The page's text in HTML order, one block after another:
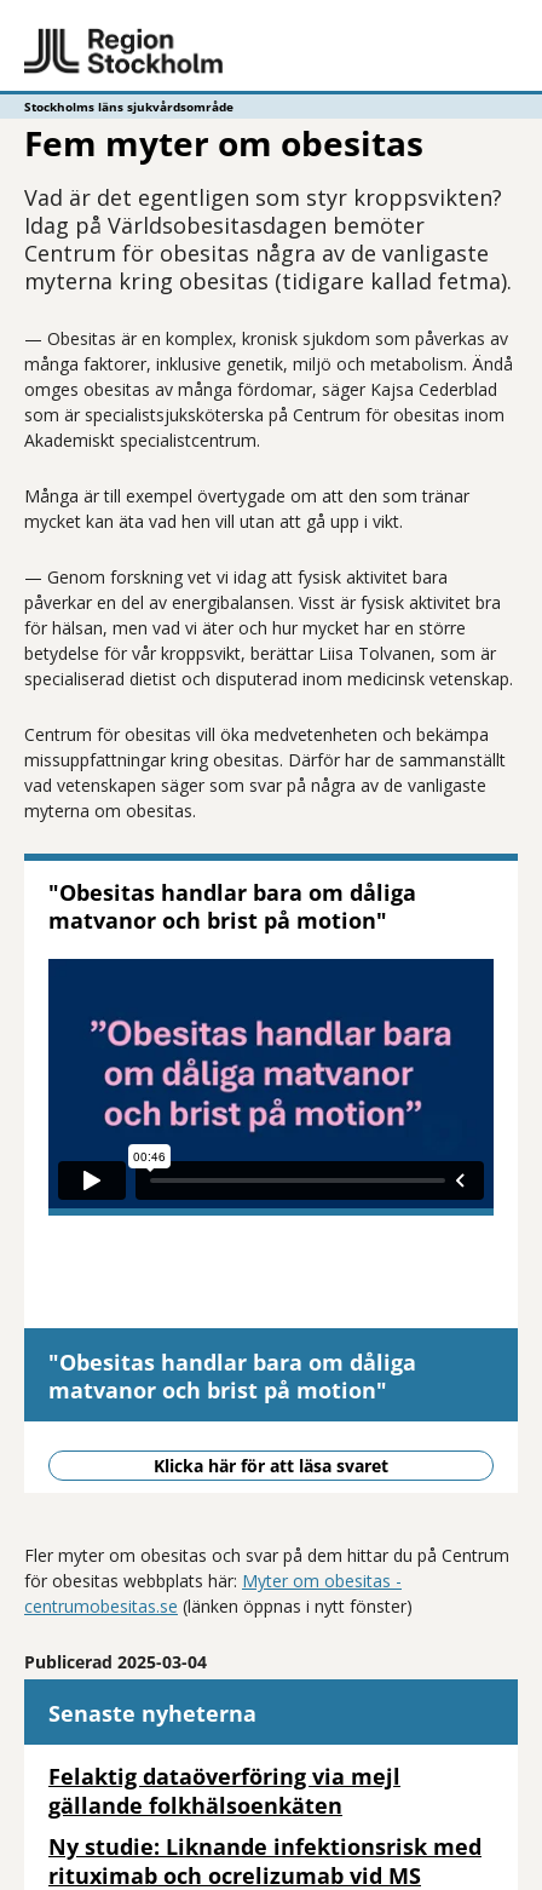
Stockholms läns sjukvårdsområde
Fem myter om obesitas
Vad är det egentligen som styr kroppsvikten?
Idag på Världsobesitasdagen bemöter
Centrum för obesitas några av de vanligaste
myterna kring obesitas (tidigare kallad fetma).
— Obesitas är en komplex, kronisk sjukdom som påverkas av
många faktorer, inklusive genetik, miljö och metabolism. Ändå
omges obesitas av många fördomar, säger Kajsa Cederblad
som är specialistsjuksköterska på Centrum för obesitas inom
Akademiskt specialistcentrum.
Många är till exempel övertygade om att den som tränar
mycket kan äta vad hen vill utan att gå upp i vikt.
— Genom forskning vet vi idag att fysisk aktivitet bara
påverkar en del av energibalansen. Visst är fysisk aktivitet bra
för hälsan, men vad vi äter och hur mycket har en större
betydelse för vår kroppsvikt, berättar Liisa Tolvanen, som är
specialiserad dietist och disputerad inom medicinsk vetenskap.
Centrum för obesitas vill öka medvetenheten och bekämpa
missuppfattningar kring obesitas. Därför har de sammanställt
vad vetenskapen säger som svar på några av de vanligaste
myterna om obesitas.
"Obesitas handlar bara om dåliga
matvanor och brist på motion"
"Obesitas handlar bara om dåliga
matvanor och brist på motion"
Klicka här för att läsa svaret
Fler myter om obesitas och svar på dem hittar du på Centrum
för obesitas webbplats här: Myter om obesitas -
centrumobesitas.se (länken öppnas i nytt fönster)
Publicerad 2025-03-04
Senaste nyheterna
Felaktig dataöverföring via mejl
gällande folkhälsoenkäten
Ny studie: Liknande infektionsrisk med
rituximab och ocrelizumab vid MS